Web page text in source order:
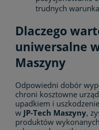
trudnych
Dlaczego
uniwersalne
Maszyny
Odpowiedni dobór
chroni kosztowne
upadkiem i
w JP-Tech Maszyny,
produktów